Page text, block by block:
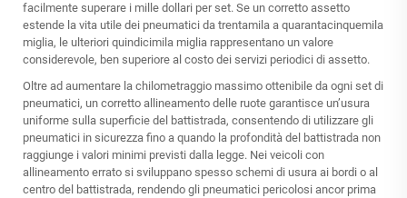
facilmente superare i mille dollari per set. Se un corretto assetto
estende la vita utile dei pneumatici da trentamila a quarantacinquemila
miglia, le ulteriori quindicimila miglia rappresentano un valore
considerevole, ben superiore al costo dei servizi periodici di assetto.
Oltre ad aumentare la chilometraggio massimo ottenibile da ogni set di
pneumatici, un corretto allineamento delle ruote garantisce un’usura
uniforme sulla superficie del battistrada, consentendo di utilizzare gli
pneumatici in sicurezza fino a quando la profondità del battistrada non
raggiunge i valori minimi previsti dalla legge. Nei veicoli con
allineamento errato si sviluppano spesso schemi di usura ai bordi o al
centro del battistrada, rendendo gli pneumatici pericolosi ancor prima